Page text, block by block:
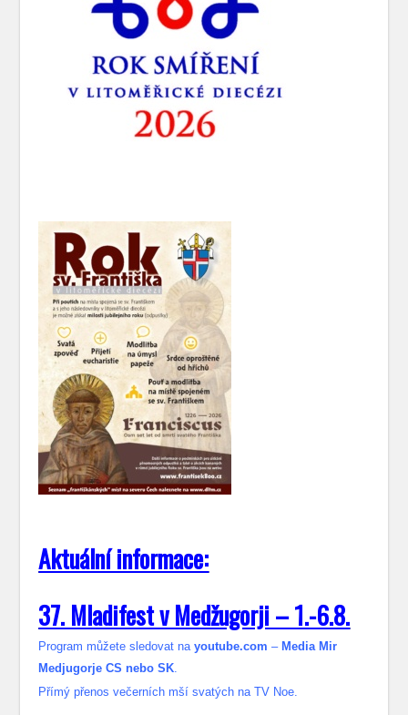
Aktuální informace:
37. Mladifest v Medžugorji – 1.-6.8.
Program můžete sledovat nayoutube.com – Media Mir
Medjugorje CS nebo SK
Přímý přenos večerních mší svatých na TV Noe.